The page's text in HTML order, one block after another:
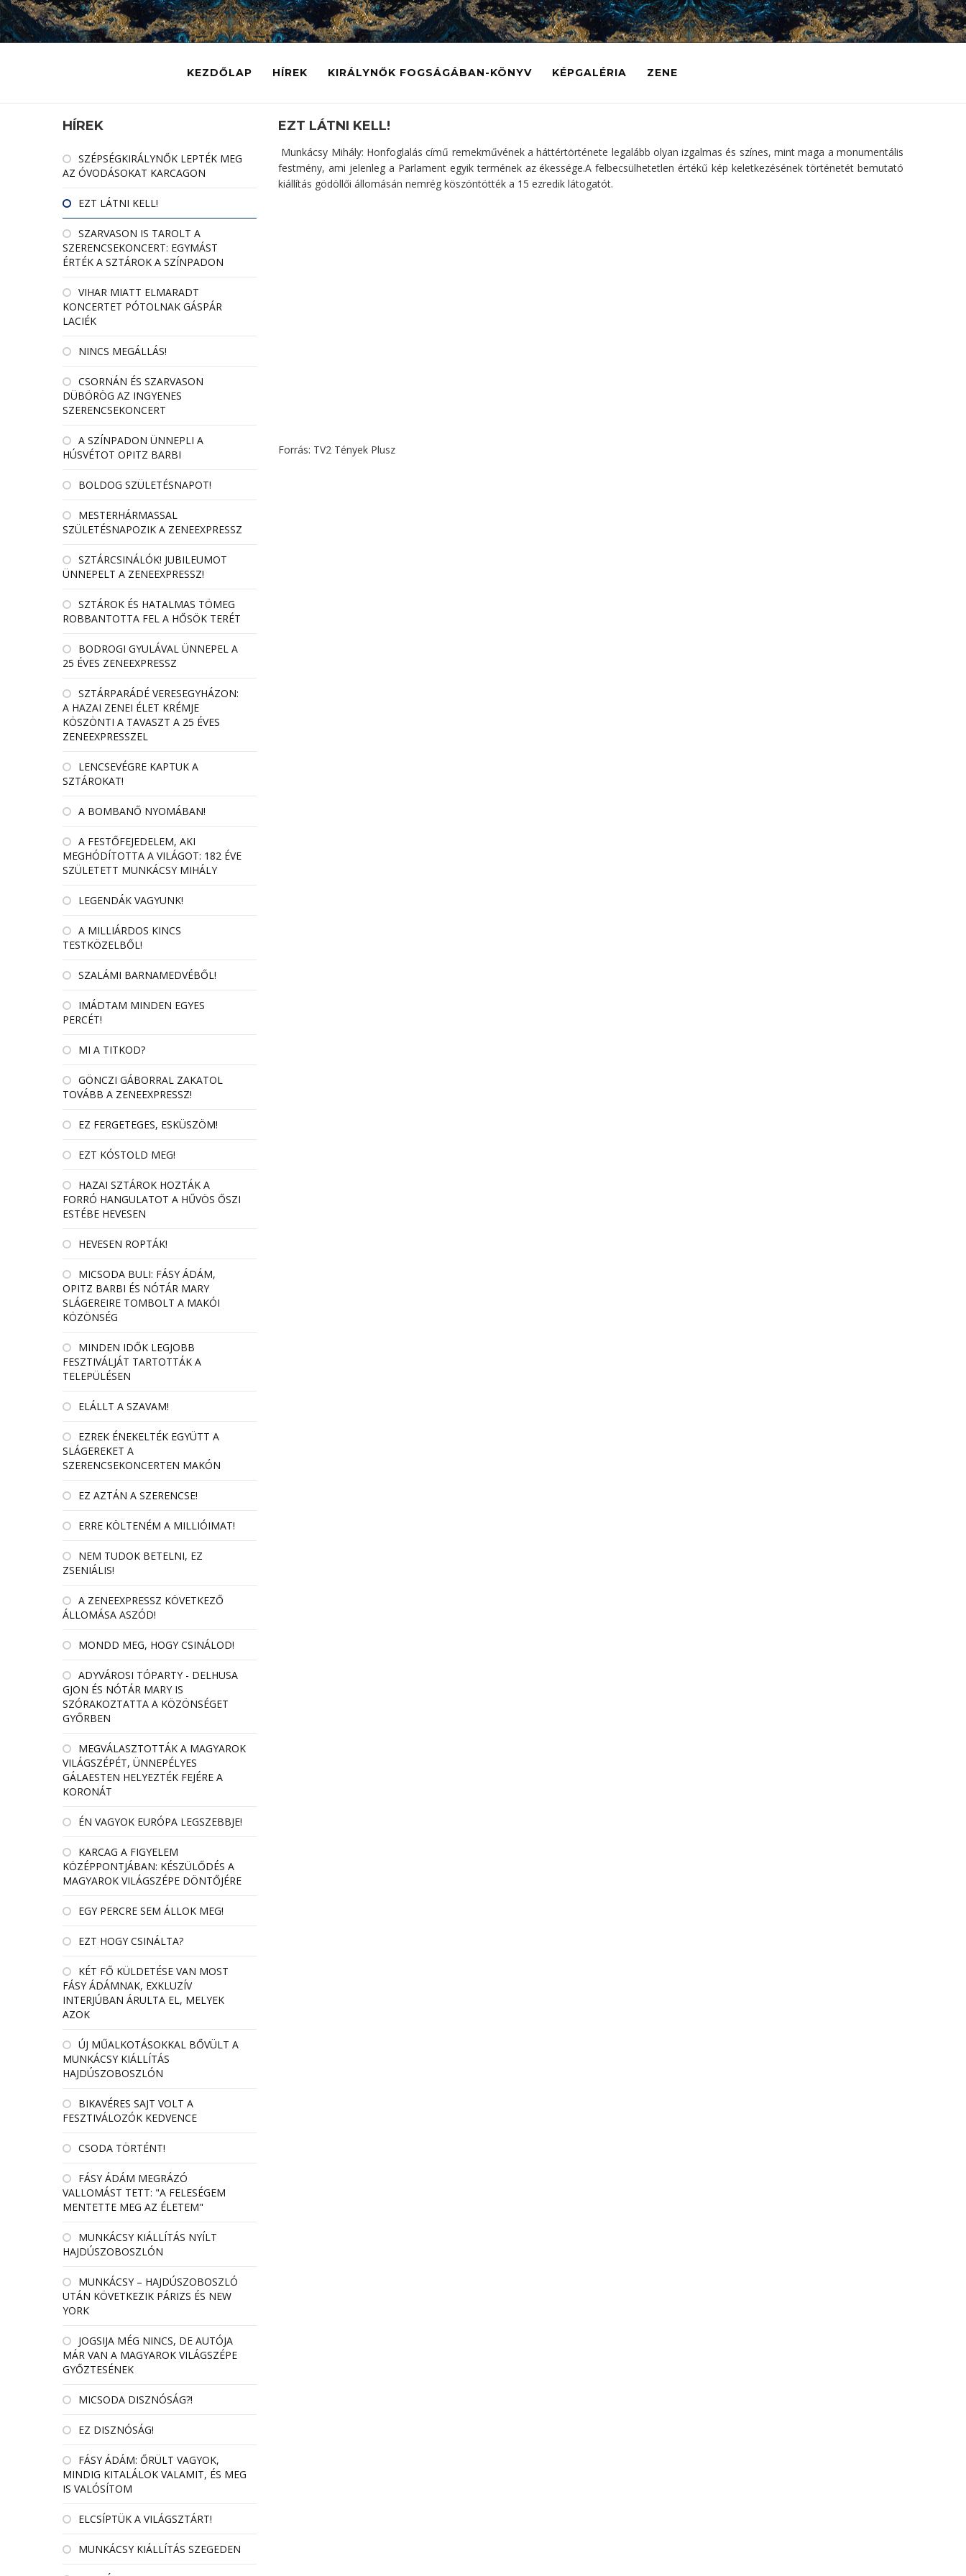
KEZDŐLAP HÍREK KIRÁLYNŐK FOGSÁGÁBAN-KÖNYV KÉPGALÉRIA ZENE
HÍREK
SZÉPSÉGKIRÁLYNŐK LEPTÉK MEG
AZ ÓVODÁSOKAT KARCAGON
EZT LÁTNI KELL!
SZARVASON IS TAROLT A
SZERENCSEKONCERT: EGYMÁST
ÉRTÉK A SZTÁROK A SZÍNPADON
VIHAR MIATT ELMARADT
KONCERTET PÓTOLNAK GÁSPÁR
LACIÉK
NINCS MEGÁLLÁS!
CSORNÁN ÉS SZARVASON
DÜBÖRÖG AZ INGYENES
SZERENCSEKONCERT
A SZÍNPADON ÜNNEPLI A
HÚSVÉTOT OPITZ BARBI
BOLDOG SZÜLETÉSNAPOT!
MESTERHÁRMASSAL
SZÜLETÉSNAPOZIK A ZENEEXPRESSZ
SZTÁRCSINÁLÓK! JUBILEUMOT
ÜNNEPELT A ZENEEXPRESSZ!
SZTÁROK ÉS HATALMAS TÖMEG
ROBBANTOTTA FEL A HŐSÖK TERÉT
BODROGI GYULÁVAL ÜNNEPEL A
25 ÉVES ZENEEXPRESSZ
SZTÁRPARÁDÉ VERESEGYHÁZON:
A HAZAI ZENEI ÉLET KRÉMJE
KÖSZÖNTI A TAVASZT A 25 ÉVES
ZENEEXPRESSZEL
LENCSEVÉGRE KAPTUK A
SZTÁROKAT!
A BOMBANŐ NYOMÁBAN!
A FESTŐFEJEDELEM, AKI
MEGHÓDÍTOTTA A VILÁGOT: 182 ÉVE
SZÜLETETT MUNKÁCSY MIHÁLY
LEGENDÁK VAGYUNK!
A MILLIÁRDOS KINCS
TESTKÖZELBŐL!
SZALÁMI BARNAMEDVÉBŐL!
IMÁDTAM MINDEN EGYES
PERCÉT!
MI A TITKOD?
GÖNCZI GÁBORRAL ZAKATOL
TOVÁBB A ZENEEXPRESSZ!
EZ FERGETEGES, ESKÜSZÖM!
EZT KÓSTOLD MEG!
HAZAI SZTÁROK HOZTÁK A
FORRÓ HANGULATOT A HŰVÖS ŐSZI
ESTÉBE HEVESEN
HEVESEN ROPTÁK!
MICSODA BULI: FÁSY ÁDÁM,
OPITZ BARBI ÉS NÓTÁR MARY
SLÁGEREIRE TOMBOLT A MAKÓI
KÖZÖNSÉG
MINDEN IDŐK LEGJOBB
FESZTIVÁLJÁT TARTOTTÁK A
TELEPÜLÉSEN
ELÁLLT A SZAVAM!
EZREK ÉNEKELTÉK EGYÜTT A
SLÁGEREKET A
SZERENCSEKONCERTEN MAKÓN
EZ AZTÁN A SZERENCSE!
ERRE KÖLTENÉM A MILLIÓIMAT!
NEM TUDOK BETELNI, EZ
ZSENIÁLIS!
A ZENEEXPRESSZ KÖVETKEZŐ
ÁLLOMÁSA ASZÓD!
MONDD MEG, HOGY CSINÁLOD!
ADYVÁROSI TÓPARTY - DELHUSA
GJON ÉS NÓTÁR MARY IS
SZÓRAKOZTATTA A KÖZÖNSÉGET
GYŐRBEN
MEGVÁLASZTOTTÁK A MAGYAROK
VILÁGSZÉPÉT, ÜNNEPÉLYES
GÁLAESTEN HELYEZTÉK FEJÉRE A
KORONÁT
ÉN VAGYOK EURÓPA LEGSZEBBJE!
KARCAG A FIGYELEM
KÖZÉPPONTJÁBAN: KÉSZÜLŐDÉS A
MAGYAROK VILÁGSZÉPE DÖNTŐJÉRE
EGY PERCRE SEM ÁLLOK MEG!
EZT HOGY CSINÁLTA?
KÉT FŐ KÜLDETÉSE VAN MOST
FÁSY ÁDÁMNAK, EXKLUZÍV
INTERJÚBAN ÁRULTA EL, MELYEK
AZOK
ÚJ MŰALKOTÁSOKKAL BŐVÜLT A
MUNKÁCSY KIÁLLÍTÁS
HAJDÚSZOBOSZLÓN
BIKAVÉRES SAJT VOLT A
FESZTIVÁLOZÓK KEDVENCE
CSODA TÖRTÉNT!
FÁSY ÁDÁM MEGRÁZÓ
VALLOMÁST TETT: "A FELESÉGEM
MENTETTE MEG AZ ÉLETEM"
MUNKÁCSY KIÁLLÍTÁS NYÍLT
HAJDÚSZOBOSZLÓN
MUNKÁCSY – HAJDÚSZOBOSZLÓ
UTÁN KÖVETKEZIK PÁRIZS ÉS NEW
YORK
JOGSIJA MÉG NINCS, DE AUTÓJA
MÁR VAN A MAGYAROK VILÁGSZÉPE
GYŐZTESÉNEK
MICSODA DISZNÓSÁG?!
EZ DISZNÓSÁG!
FÁSY ÁDÁM: ŐRÜLT VAGYOK,
MINDIG KITALÁLOK VALAMIT, ÉS MEG
IS VALÓSÍTOM
ELCSÍPTÜK A VILÁGSZTÁRT!
MUNKÁCSY KIÁLLÍTÁS SZEGEDEN
EZT LÁTNI KELL!
Munkácsy Mihály: Honfoglalás című remekművének a háttértörténete legalább olyan izgalmas és színes, mint maga a monumentális
festmény, ami jelenleg a Parlament egyik termének az ékessége.A felbecsülhetetlen értékű kép keletkezésének történetét bemutató
kiállítás gödöllői állomásán nemrég köszöntötték a 15 ezredik látogatót.
Forrás: TV2 Tények Plusz